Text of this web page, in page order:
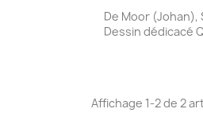

De Moor (Johan),
Dessin dédicacé
Affichage 1-2 de 2